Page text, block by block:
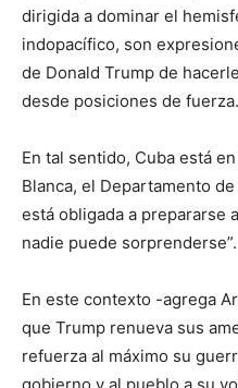
dirigida a dominar el
indopacífico, son
de Donald Trump de
desde posiciones de fuerza.
En tal sentido, Cuba está
Blanca, el Departamento
está obligada a prepararse
nadie puede sorprenderse”.
En este contexto -agrega
que Trump renueva sus
refuerza al máximo su